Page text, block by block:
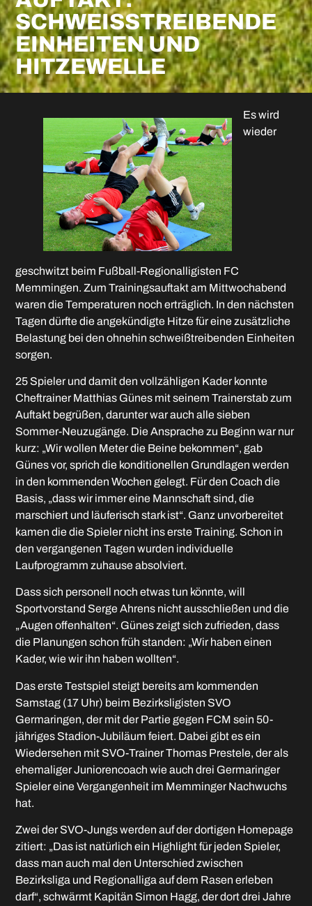
CHWEISSTREIBENDE EI
NHEITEN UND HI
TZEWELLE
Es wird
wieder
geschwitzt beim Fußball-Regionalligisten FC
Memmingen. Zum Trainingsauftakt am Mittwochabend
waren die Temperaturen noch erträglich. In den nächsten
Tagen dürfte die angekündigte Hitze für eine zusätzliche
Belastung bei den ohnehin schweißtreibenden Einheiten
sorgen.
25 Spieler und damit den vollzähligen Kader konnte
Cheftrainer Matthias Günes mit seinem Trainerstab zum
Auftakt begrüßen, darunter war auch alle sieben
Sommer-Neuzugänge. Die Ansprache zu Beginn war nur
kurz: „Wir wollen Meter die Beine bekommen“, gab
Günes vor, sprich die konditionellen Grundlagen werden
in den kommenden Wochen gelegt. Für den Coach die
Basis, „dass wir immer eine Mannschaft sind, die
marschiert und läuferisch stark ist“. Ganz unvorbereitet
kamen die die Spieler nicht ins erste Training. Schon in
den vergangenen Tagen wurden individuelle
Laufprogramm zuhause absolviert.
Dass sich personell noch etwas tun könnte, will
Sportvorstand Serge Ahrens nicht ausschließen und die
„Augen offenhalten“. Günes zeigt sich zufrieden, dass
die Planungen schon früh standen: „Wir haben einen
Kader, wie wir ihn haben wollten“.
Das erste Testspiel steigt bereits am kommenden
Samstag (17 Uhr) beim Bezirksligisten SVO
Germaringen, der mit der Partie gegen FCM sein 50-
jähriges Stadion-Jubiläum feiert. Dabei gibt es ein
Wiedersehen mit SVO-Trainer Thomas Prestele, der als
ehemaliger Juniorencoach wie auch drei Germaringer
Spieler eine Vergangenheit im Memminger Nachwuchs
hat.
Zwei der SVO-Jungs werden auf der dortigen Homepage
zitiert: „Das ist natürlich ein Highlight für jeden Spieler,
dass man auch mal den Unterschied zwischen
Bezirksliga und Regionalliga auf dem Rasen erleben
darf“, schwärmt Kapitän Simon Hagg, der dort drei Jahre